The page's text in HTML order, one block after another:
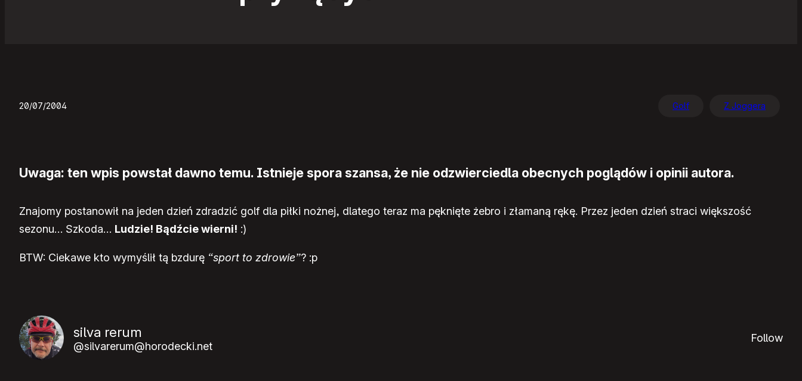
20/07/2004 Golf Z Joggera
Uwaga: ten wpis powstał dawno temu. Istnieje spora szansa, że nie odzwierciedla obecnych poglądów i opinii autora.
Znajomy postanowił na jeden dzień zdradzić golf dla piłki nożnej, dlatego teraz ma pęknięte żebro i złamaną rękę. Przez jeden dzień straci większość
sezonu… Szkoda… Ludzie! Bądźcie wierni! :)
BTW: Ciekawe kto wymyślił tą bzdurę “sport to zdrowie”? :p
silva rerum
@silvarerum@horodecki.net
Follow